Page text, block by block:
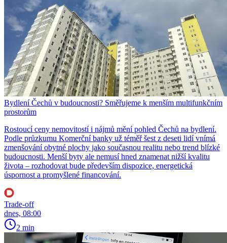
Bydlení Čechů v budoucnosti? Směřujeme k menším multifunkčním
prostorům
Rostoucí ceny nemovitostí i nájmů mění pohled Čechů na bydlení.
Podle průzkumu Komerční banky už téměř šest z deseti lidí vnímá
zmenšování obytné plochy jako současnou realitu nebo trend blízké
budoucnosti. Menší byty ale nemusí hned znamenat nižší kvalitu
života – rozhodovat bude především dispozice, energetická
úspornost a promyšlené financování.
Trade-off
dnes, 08:00
2 min